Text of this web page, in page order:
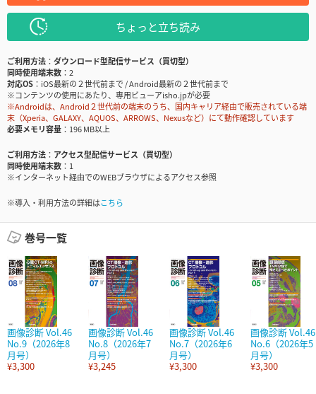
ちょっと立ち読み
ご利用方法
ダウンロード型配信サービス（買切型）
同時使用端末数
2
対応OS
iOS最新の２世代前まで / Android最新の２世代前まで
※コンテンツの使用にあたり、専用ビューアisho.jpが必要
※Androidは、Android２世代前の端末のうち、国内キャリア経由で販売されている端
末（Xperia、GALAXY、AQUOS、ARROWS、Nexusなど）にて動作確認しています
必要メモリ容量
196 MB以上
ご利用方法
アクセス型配信サービス（買切型）
同時使用端末数
1
※インターネット経由でのWEBブラウザによるアクセス参照
※導入・利用方法の詳細はこちら
巻号一覧
画像診断 Vol.46
No.9（2026年8
月号）
¥3,300
画像診断 Vol.46
No.8（2026年7
月号）
¥3,245
画像診断 Vol.46
No.7（2026年6
月号）
¥3,300
画像診断 Vol.46
No.6（2026年5
月号）
¥3,300